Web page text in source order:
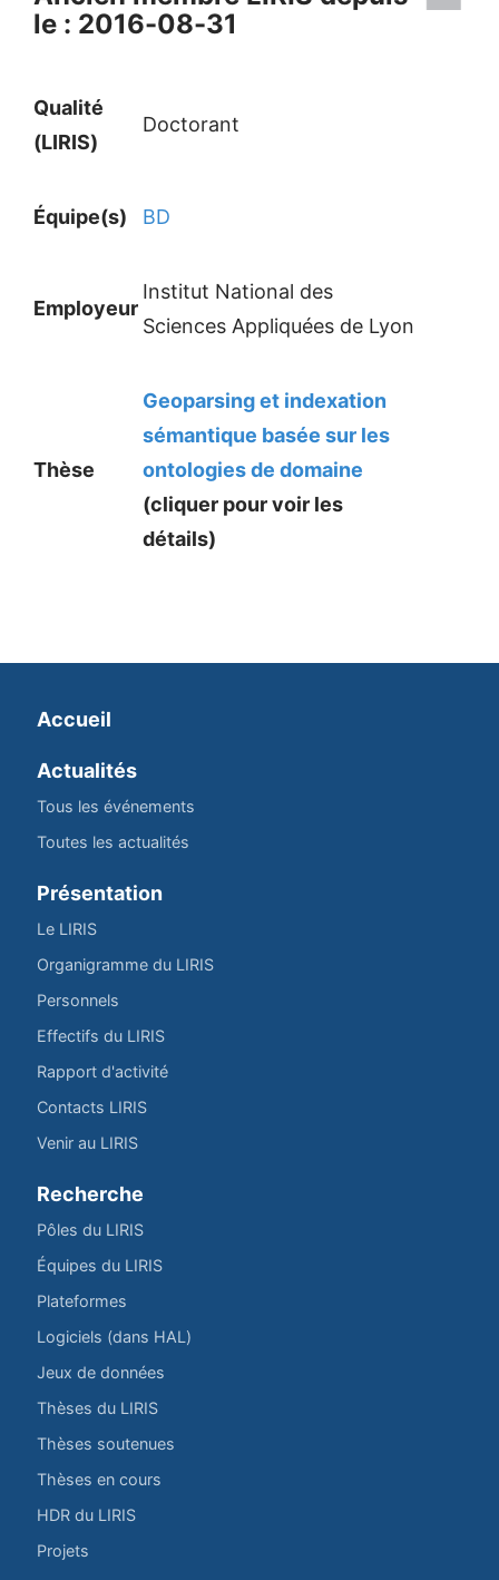
le : 2016-08-31
Qualité
(LIRIS)
Doctorant
Équipe(s) BD
Employeur
Institut National des
Sciences Appliquées de Lyon
Thèse
Geoparsing et indexation
sémantique basée sur les
ontologies de domaine
(cliquer pour voir les
détails)
Accueil
Actualités
Tous les événements
Toutes les actualités
Présentation
Le LIRIS
Organigramme du LIRIS
Personnels
Effectifs du LIRIS
Rapport d'activité
Contacts LIRIS
Venir au LIRIS
Recherche
Pôles du LIRIS
Équipes du LIRIS
Plateformes
Logiciels (dans HAL)
Jeux de données
Thèses du LIRIS
Thèses soutenues
Thèses en cours
HDR du LIRIS
Projets